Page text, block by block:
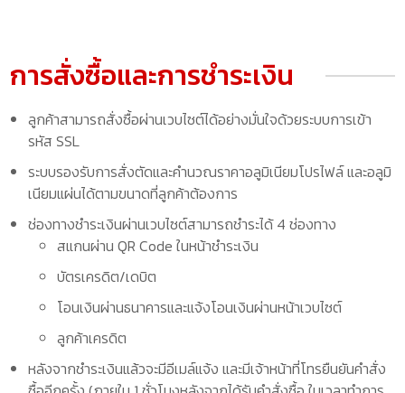
การสั่งซื้อและการชำระเงิน
ลูกค้าสามารถสั่งซื้อผ่านเวบไซต์ได้อย่างมั่นใจด้วยระบบการเข้า
รหัส SSL
ระบบรองรับการสั่งตัดและคำนวณราคาอลูมิเนียมโปรไฟล์ และอลูมิ
เนียมแผ่นได้ตามขนาดที่ลูกค้าต้องการ
ช่องทางชำระเงินผ่านเวบไซต์สามารถชำระได้ 4 ช่องทาง
สแกนผ่าน QR Code ในหน้าชำระเงิน
บัตรเครดิต/เดบิต
โอนเงินผ่านธนาคารและแจ้งโอนเงินผ่านหน้าเวบไซต์
ลูกค้าเครดิต
หลังจากชำระเงินแล้วจะมีอีเมล์แจ้ง และมีเจ้าหน้าที่โทรยืนยันคำสั่ง